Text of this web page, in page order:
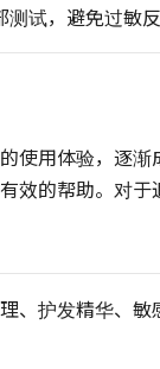
试，避免过敏反
使用体验，逐
效的帮助。对
、护发精华、